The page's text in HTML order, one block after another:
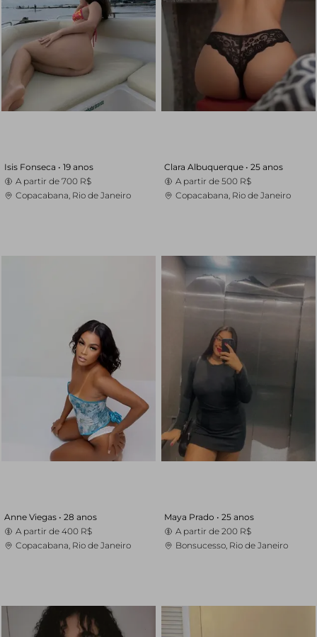
Isis Fonseca • 19 anos
A partir de 700 R$
Copacabana, Rio de Janeiro
Clara Albuquerque • 25 anos
A partir de 500 R$
Copacabana, Rio de Janeiro
Anne Viegas • 28 anos
A partir de 400 R$
Copacabana, Rio de Janeiro
Maya Prado • 25 anos
A partir de 200 R$
Bonsucesso, Rio de Janeiro